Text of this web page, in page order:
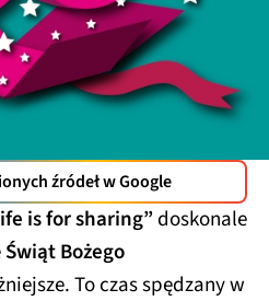
źródeł w Google
is for sharing” doskonale
Świąt Bożego
To czas spędzany w